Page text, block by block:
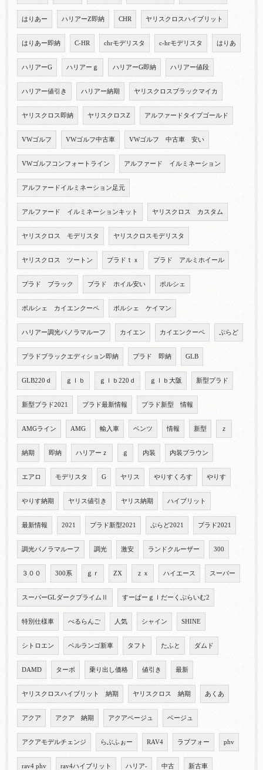
はりあー ハリアーZ即納 CHR ヤリスクロスハイブリット
はりあー即納 C-HR chrモデリスタ c-hrモデリスタ はりあ
ハリアーG ハリアーｇ ハリアーG即納 ハリアー値段
ハリアー値引き ハリアー納期 ヤリスクロスブラックマイカ
ヤリスクロス即納 ヤリスクロスZ アルファードタイプゴールド
VWゴルフ VWゴルフ中古車 VWゴルフ 中古車 安い
VWゴルフコンフォートライン アルファード イルミネーション
アルファードイルミネーション足元
アルファード イルミネーションキット ヤリスクロス カスタム
ヤリスクロス モデリスタ ヤリスクロスモデリスタ
ヤリスクロス ツートン プラドｔｘ プラド アルミホイール
プラド ブラック プラド ホイル安い ポルシェ
ポルシェ カイエンクーペ ポルシェ ケイマン
ハリアー調光パノラマルーフ カイエン カイエンクーペ ぷらど
プラドブラックエディション即納 プラド 即納 GLB
GLB220ｄ ｇｌｂ ｇｌｂ220ｄ ｇｌｂ大阪 新型プラド
新型プラド2021 プラド最新情報 プラド新型 情報
AMGライン AMG 輸入車 ベンツ 情報 新型 ｚ
納期 即納 ハリアーｚ ｇ 内装 内装ブラウン
エアロ モデリスタ G ヤリス やりすくろす やりす
やりす納期 ヤリス値引き ヤリス納期 ハイブリット
最新情報 2021 プラド新型2021 ぷらど2021 プラド2021
調光パノラマルーフ 調光 激安 ランドクルーザー 300
３００ 300系 ｇｒ ZX ｚｘ ハイエース スーパー
スーパーGLダークプライムⅡ すーぱーｇｌだーくぷらいむ2
特別仕様車 べるらんご 人気 シャイン SHINE
シトロエン ベルランゴ新車 タフト たふと ダムド
DAMD ターボ 乗り出し価格 値引き 最新
ヤリスクロスハイブリット 納期 ヤリスクロス 納期 あくあ
アクア アクア 納期 アクアベージュ ベージュ
アクアモデルチェンジ らぶふぉー RAV4 ラブフォー phv
rav4 phv rav4ハイブリット ハリア- 中古 新古車